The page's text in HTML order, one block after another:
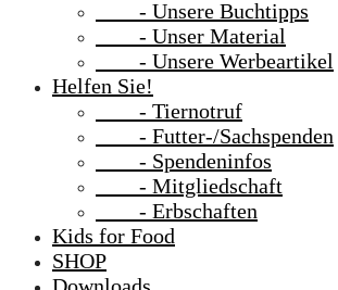
- Unsere Buchtipps
- Unser Material
- Unsere Werbeartikel
Helfen Sie!
- Tiernotruf
- Futter-/Sachspenden
- Spendeninfos
- Mitgliedschaft
- Erbschaften
Kids for Food
SHOP